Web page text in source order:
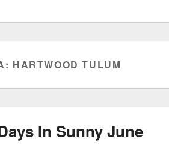
HARTWOOD TULUM
In Sunny June